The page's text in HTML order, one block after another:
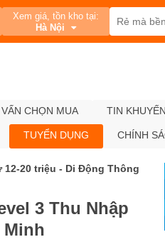
Xem giá, tồn kho tại:
Hà Nội
CHỌN MUA TIN
TUYỂN DỤNG CHÍNH
3 Thu Nhập